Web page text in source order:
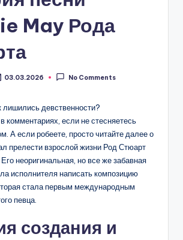
May Рода
03.03.2026 No Comments
лишились девственности?
комментариях, если не стесняетесь
А если робеете, просто читайте далее о
прелести взрослой жизни Род Стюарт
неоригинальная, но все же забавная
исполнителя написать композицию
стала первым международным
певца.
создания и